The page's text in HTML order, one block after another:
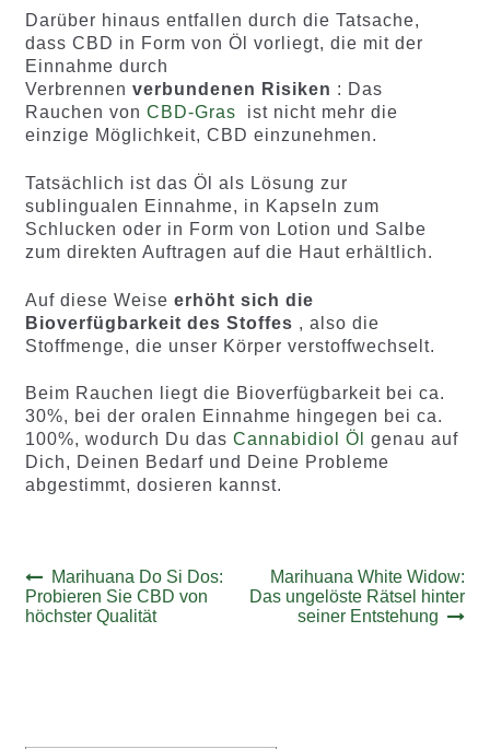
Darüber hinaus entfallen durch die Tatsache,
dass CBD in Form von Öl vorliegt, die mit der
Einnahme durch
Verbrennen verbundenen Risiken : Das
Rauchen von CBD-Gras
ist nicht mehr die
einzige Möglichkeit, CBD einzunehmen.
Tatsächlich ist das Öl als Lösung zur
sublingualen Einnahme, in Kapseln zum
Schlucken oder in Form von Lotion und Salbe
zum direkten Auftragen auf die Haut erhältlich.
Auf diese Weise erhöht sich die
Bioverfügbarkeit des Stoffes , also die
Stoffmenge, die unser Körper verstoffwechselt.
Beim Rauchen liegt die Bioverfügbarkeit bei ca.
30%, bei der oralen Einnahme hingegen bei ca.
100%, wodurch Du das Cannabidiol Öl
genau auf
Dich, Deinen Bedarf und Deine Probleme
abgestimmt, dosieren kannst.
Beitrags-
Navigation
Vorheriger
Beitrag:
Marihuana Do Si Dos:
Probieren Sie CBD von
höchster Qualität
Nächster
Beitrag:
Marihuana White Widow:
Das ungelöste Rätsel hinter
seiner Entstehung